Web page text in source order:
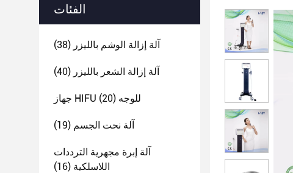
الفئات
آلة إزالة الوشم بالليزر (38)
آلة إزالة الشعر بالليزر (40)
جهاز HIFU للوجه (20)
آلة نحت الجسم (19)
آلة إبرة مجهرية الترددات
اللاسلكية (16)